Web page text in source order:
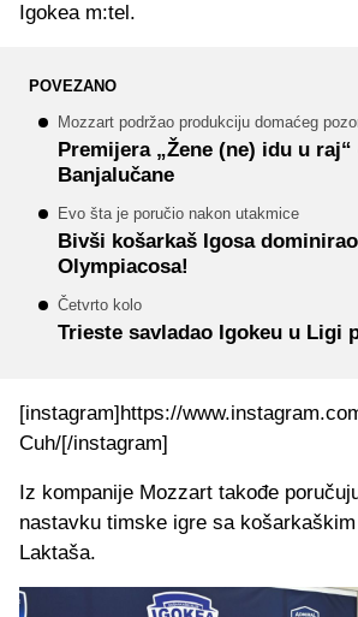
Igokea m:tel.
POVEZANO
Mozzart podržao produkciju domaćeg
Premijera „Žene (ne) idu u
Banjalučane
Evo šta je poručio nakon utakmice
Bivši košarkaš Igosa
Olympiacosa!
Četvrto kolo
Trieste savladao Igokeu u Ligi
[instagram]https://
Cuh/[/instagram]
Iz kompanije Mozzart takođe
nastavku timske igre sa
Laktaša.